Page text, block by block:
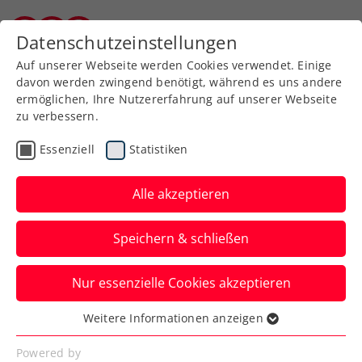
Zurück zur Newsübersicht
WTA
WTA-Challenger Mumbai:
Tagger steht vor
nächstem Titelgewinn
Nur eine Woche nach ihrem bisher
größten Coup bietet sich dem ÖTV-Ass
die Gelegenheit, diesen zu toppen.
Verfasst von: Manuel Wachta, 07.02.2026
Datenschutzeinstellungen
Auf unserer Webseite werden Cookies verwendet. Einige
davon werden zwingend benötigt, während es uns andere
ermöglichen, Ihre Nutzererfahrung auf unserer Webseite
zu verbessern.
Essenziell Statistiken
Alle akzeptieren
Speichern & schließen
Nur essenzielle Cookies akzeptieren
Essenziell
Essenzielle Cookies werden für grundlegende
Weitere Informationen anzeigen
Powered by